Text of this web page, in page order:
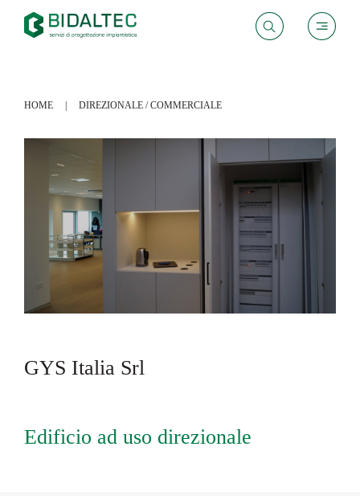
HOME DIREZIONALE / COMMERCIALE
GYS Italia Srl
Edificio ad uso direzionale